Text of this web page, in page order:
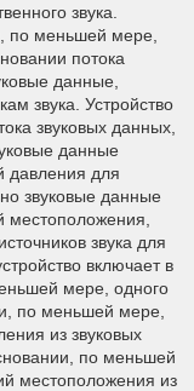
звука.
по меньшей мере,
потока
данные,
звука. Устройство
звуковых данных,
данные
давления для
звуковые данные
местоположения,
звука для
включает в
мере, одного
по меньшей мере,
из звуковых
по меньшей
местоположения из